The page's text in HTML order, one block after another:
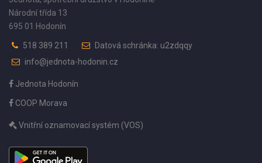
Národní třída 13
695 01 Hodonín
518 389 211
Datová schránka: u2zdqqy
info@jednota-hodonin.cz
Jednota Hodonín
COOP Morava
Vnitřní oznamovací systém (VOS)